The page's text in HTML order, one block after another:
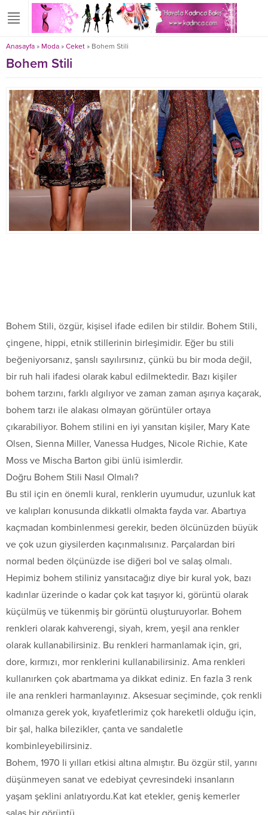
Anasayfa » Moda » Ceket » Bohem Stili
Bohem Stili
Bohem Stili, özgür, kişisel ifade edilen bir stildir. Bohem Stili,
çingene, hippi, etnik stillerinin birleşimidir. Eğer bu stili
beğeniyorsanız, şanslı sayılırsınız, çünkü bu bir moda değil,
bir ruh hali ifadesi olarak kabul edilmektedir. Bazı kişiler
bohem tarzını, farklı algılıyor ve zaman zaman aşırıya kaçarak,
bohem tarzı ile alakası olmayan görüntüler ortaya
çıkarabiliyor. Bohem stilini en iyi yansıtan kişiler, Mary Kate
Olsen, Sienna Miller, Vanessa Hudges, Nicole Richie, Kate
Moss ve Mischa Barton gibi ünlü isimlerdir.
Doğru Bohem Stili Nasıl Olmalı?
Bu stil için en önemli kural, renklerin uyumudur, uzunluk kat
ve kalıpları konusunda dikkatli olmakta fayda var. Abartıya
kaçmadan kombinlenmesi gerekir, beden ölcünüzden büyük
ve çok uzun giysilerden kaçınmalısınız. Parçalardan biri
normal beden ölçünüzde ise diğeri bol ve salaş olmalı.
Hepimiz bohem stiliniz yansıtacağız diye bir kural yok, bazı
kadınlar üzerinde o kadar çok kat taşıyor ki, görüntü olarak
küçülmüş ve tükenmiş bir görüntü oluşturuyorlar. Bohem
renkleri olarak kahverengi, siyah, krem, yeşil ana renkler
olarak kullanabilirsiniz. Bu renkleri harmanlamak için, gri,
dore, kırmızı, mor renklerini kullanabilirsiniz. Ama renkleri
kullanırken çok abartmama ya dikkat ediniz. En fazla 3 renk
ile ana renkleri harmanlayınız. Aksesuar seçiminde, çok renkli
olmanıza gerek yok, kıyafetlerimiz çok hareketli olduğu için,
bir şal, halka bilezikler, çanta ve sandaletle
kombinleyebilirsiniz.
Bohem, 1970 li yılları etkisi altına almıştır. Bu özgür stil, yarını
düşünmeyen sanat ve edebiyat çevresindeki insanların
yaşam şeklini anlatıyordu.Kat kat etekler, geniş kemerler